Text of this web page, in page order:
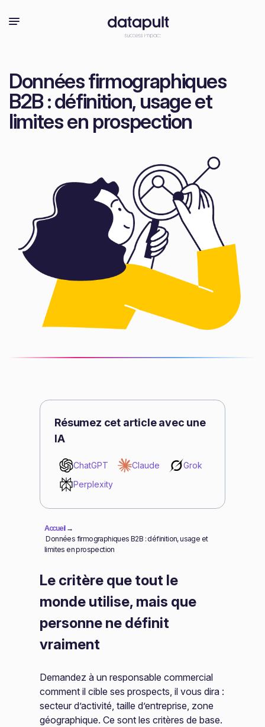
Données firmographiques
B2B : définition, usage et
limites en prospection
Résumez cet article avec une
IA
ChatGPT Claude
Grok
Perplexity
Accueil→
Données firmographiques B2B : définition, usage et
limites en prospection
Le critère que tout le
monde utilise, mais que
personne ne définit
vraiment
Demandez à un responsable commercial
comment il cible ses prospects, il vous dira :
secteur d’activité, taille d’entreprise, zone
géographique. Ce sont les critères de base.